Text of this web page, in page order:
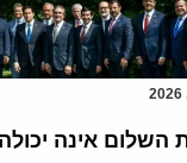
השלום אינה